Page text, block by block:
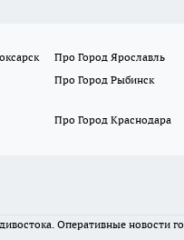
Про Город Ярославль
Про Город Рыбинск
Про Город Краснодара
Оперативные новости